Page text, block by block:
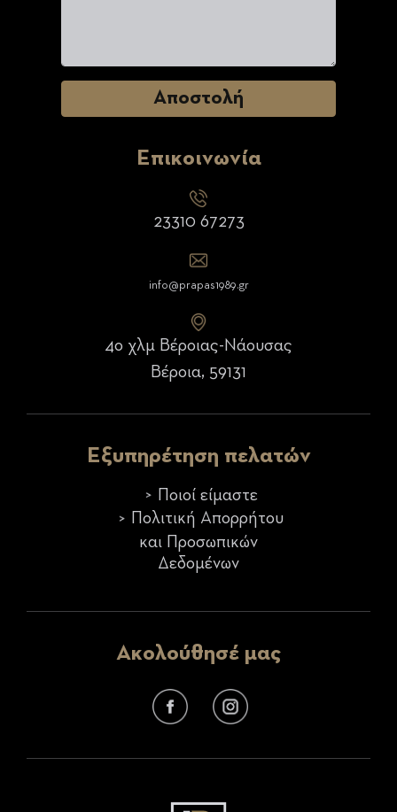
Επικοινωνία
23310 67273
info@prapas1989.gr
4ο χλμ Βέροιας-Νάουσας
Βέροια, 59131
Εξυπηρέτηση πελατών
Ποιοί είμαστε
Πολιτική Απορρήτου
και Προσωπικών
Δεδομένων
Ακολούθησέ μας